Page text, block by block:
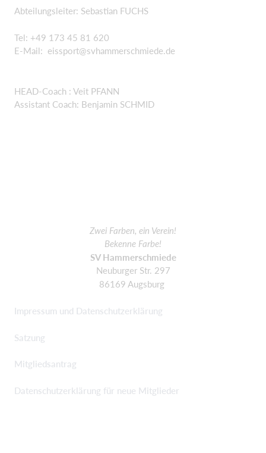
Abteilungsleiter: Sebastian FUCHS
Tel: +49 173 45 81 620
E-Mail: eissport@svhammerschmiede.de
HEAD-Coach : Veit PFANN
Assistant Coach: Benjamin SCHMID
Zwei Farben, ein Verein!
Bekenne Farbe!
SV Hammerschmiede
Neuburger Str. 297
86169 Augsburg
Impressum und Datenschutzerklärung
Satzung
Mitgliedsantrag
Datenschutzerklärung für neue Mitglieder